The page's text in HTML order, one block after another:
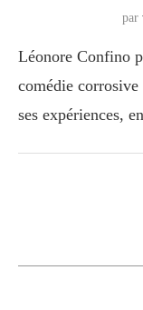
par
Léonore Confino
comédie
ses expériences,